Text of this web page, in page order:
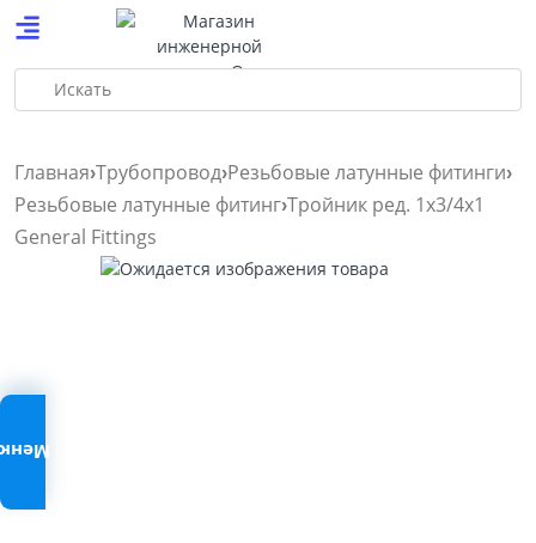
Искать
Главная Трубопровод Резьбовые латунные фитинги
Резьбовые латунные фитинг Тройник ред. 1х3/4х1
General Fittings